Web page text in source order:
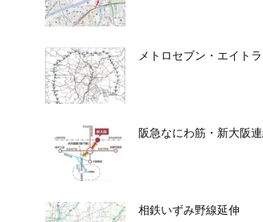
メトロセブン・エイト
阪急なにわ筋・新大阪
相鉄いずみ野線延伸